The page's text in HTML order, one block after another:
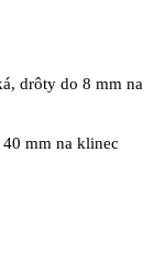
drôty do 8 mm na
mm na klinec